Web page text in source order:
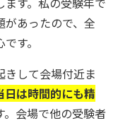
あったので、全
す。
して会場付近ま
日は時間的にも精
。会場で他の受験者